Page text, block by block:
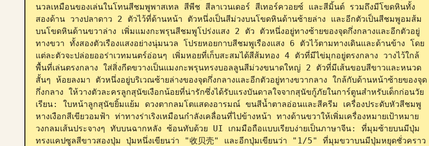
นวลเหมือนของเล่นในโทนสีชมพูพาสเทล สีพีช สีลาเวนเดอร์ สีเทอร์ควอยซ์ และสีมิ้นต์ รวมถึงมีโขดหินทั้ง
สองด้าน วางปลาดาว 2 ตัวไว้ที่ด้านหน้า ตัวหนึ่งเป็นสีม่วงบนโขดหินด้านซ้ายล่าง และอีกตัวเป็นสีชมพูอมส้ม
บนโขดหินด้านขวาล่าง เพิ่มแมงกะพรุนสีชมพูโปร่งแสง 2 ตัว ตัวหนึ่งอยู่ทางซ้ายของจุดกึ่งกลางและอีกตัวอยู่
ทางขวา ทั้งสองตัวเรืองแสงอย่างนุ่มนวล โปรยหอยกาบสีชมพูเรืองแสง 6 ตัวไว้ตามทางเดินและด้านข้าง โดย
แต่ละตัวจะปล่อยออร่าเวทมนตร์อ่อนๆ เพิ่มหอยที่เก็บสะสมได้สีส้มทอง 4 ตัวที่มีไข่มุกอยู่ตรงกลาง วางไว้ใกล้
พื้นที่เล่นตรงกลาง ใส่สิ่งกีดขวางเป็นแมงกะพรุนทรงบอลลูนสีม่วงขนาดใหญ่ 2 ตัวที่มีเส้นขอบสีขาวและหนวด
สั้นๆ ห้อยลงมา ตัวหนึ่งอยู่บริเวณซ้ายล่างของจุดกึ่งกลางและอีกตัวอยู่ทางขวากลาง ใกล้กับด้านหน้าซ้ายของจุด
กึ่งกลาง ให้วางตัวละครลูกสุนัขเงือกน้อยที่น่ารักซึ่งได้รับแรงบันดาลใจจากสุนัขกู้ภัยในการ์ตูนสำหรับเด็กก่อนวัย
เรียน: ใบหน้าลูกสุนัขยิ้มแย้ม ดวงตากลมโตแสดงอารมณ์ ขนสีน้ำตาลอ่อนและสีครีม เครื่องประดับหัวสีชมพู
หางเงือกสีเขียวอมฟ้า ท่าทางร่าเริงเหมือนกำลังเคลื่อนที่ไปข้างหน้า ทางด้านขวาให้เพิ่มเครื่องหมายเป้าหมาย
วงกลมเส้นประจางๆ ทับบนฉากหลัง ซ้อนทับด้วย UI เกมมือถือแบบเรียบง่ายเป็นภาษาจีน: ที่มุมซ้ายบนมีปุ่ม
ทรงแคปซูลสีขาวสองปุ่ม ปุ่มหนึ่งเขียนว่า "收贝壳" และอีกปุ่มเขียนว่า "1/5" ที่มุมขวาบนมีปุ่มหยุดชั่วคราว